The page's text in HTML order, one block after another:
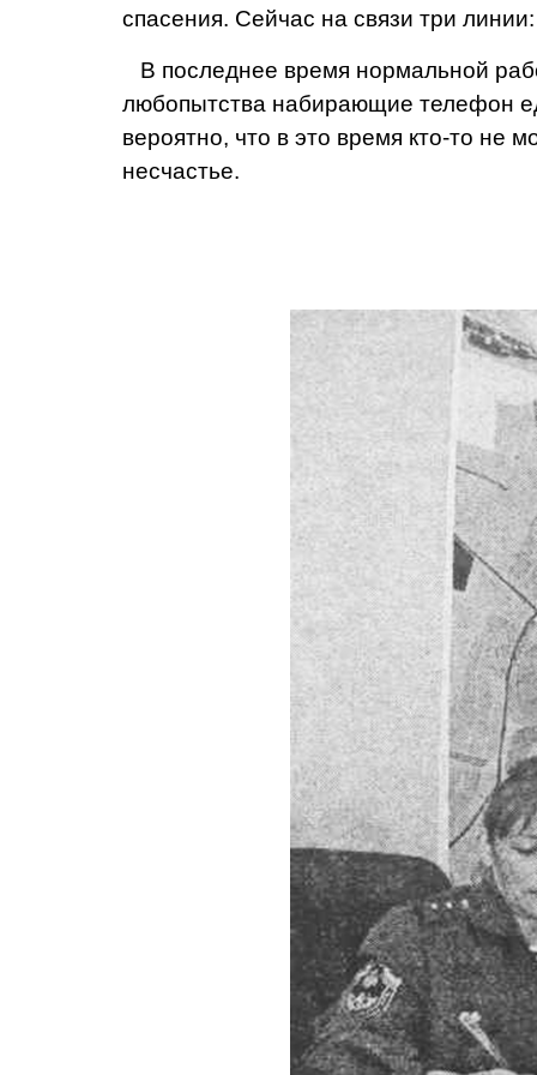
спасения. Сейчас на связи три
В последнее время нормальной
любопытства набирающие телефон
вероятно, что в это вре­мя кто-то не
несчастье.